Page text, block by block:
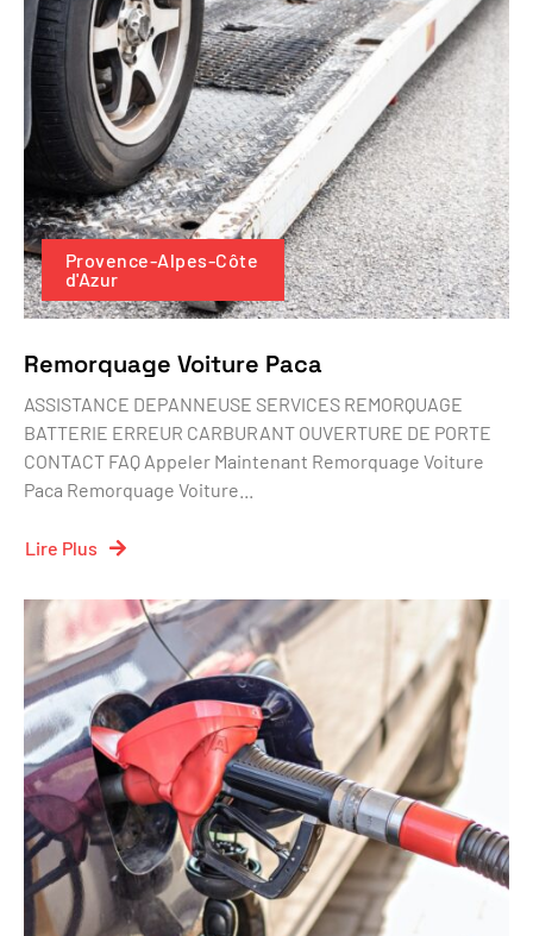
Provence-Alpes-Côte
d'Azur
Remorquage Voiture Paca
ASSISTANCE DEPANNEUSE SERVICES REMORQUAGE
BATTERIE ERREUR CARBURANT OUVERTURE DE PORTE
CONTACT FAQ Appeler Maintenant Remorquage Voiture
Paca Remorquage Voiture...
Lire Plus